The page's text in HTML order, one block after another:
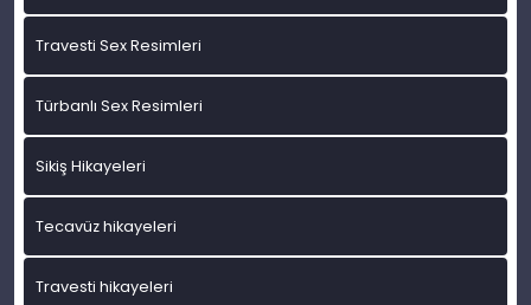
Travesti Sex Resimleri
Türbanlı Sex Resimleri
Sikiş Hikayeleri
Tecavüz hikayeleri
Travesti hikayeleri